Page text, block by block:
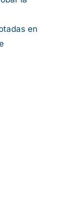
y
a datos
en